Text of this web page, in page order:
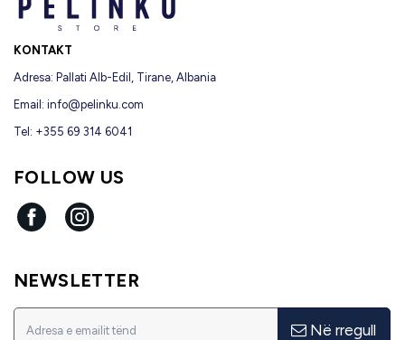
KONTAKT
Adresa: Pallati Alb-Edil, Tirane, Albania
Email: info@pelinku.com
Tel: +355 69 314 6041
FOLLOW US
Facebook
NEWSLETTER
Në rregull